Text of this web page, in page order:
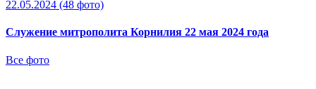
22.05.2024 (48 фото)
Служение митрополита Корнилия 22 мая 2024 года
Все фото